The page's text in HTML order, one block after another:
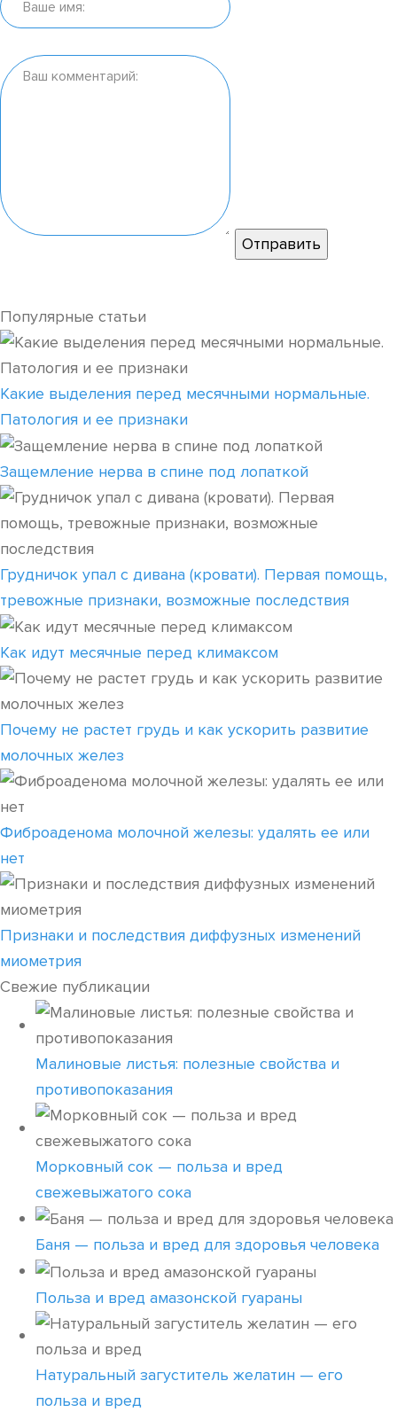
Популярные статьи
Какие выделения перед месячными нормальные.
Патология и ее признаки
Защемление нерва в спине под лопаткой
Грудничок упал с дивана (кровати). Первая помощь,
тревожные признаки, возможные последствия
Как идут месячные перед климаксом
Почему не растет грудь и как ускорить развитие
молочных желез
Фиброаденома молочной железы: удалять ее или
нет
Признаки и последствия диффузных изменений
миометрия
Свежие публикации
Малиновые листья: полезные свойства и
противопоказания
Морковный сок — польза и вред
свежевыжатого сока
Баня — польза и вред для здоровья человека
Польза и вред амазонской гуараны
Натуральный загуститель желатин — его
польза и вред